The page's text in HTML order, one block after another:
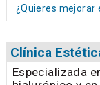
¿Quieres mejorar
Clínica
Especializada